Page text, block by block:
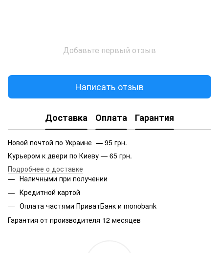
Добавьте первый отзыв
Написать отзыв
Доставка Оплата Гарантия
Новой почтой по Украине — 95 грн.
Курьером к двери по Киеву — 65 грн.
Подробнее о доставке
Наличными при получении
Кредитной картой
Оплата частями ПриватБанк и monobank
Гарантия от производителя 12 месяцев